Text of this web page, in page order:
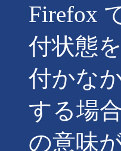
Firefox
付状態
付かな
する場
の意味